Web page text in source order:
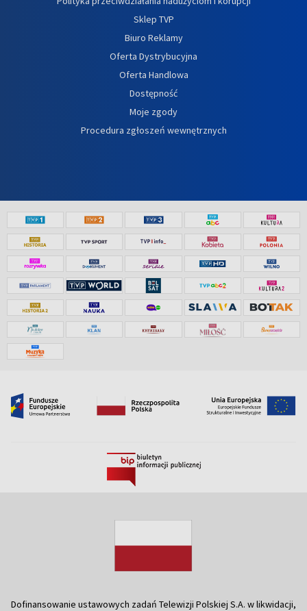
Sklep TVP
Biuro Reklamy
Oferta Dystrybucyjna
Oferta Handlowa
Dostępność
Moje zgody
Procedura zgłoszeń wewnętrznych
Dofinansowanie ustawowych zadań Telewizji Polskiej S.A. w likwidacji,